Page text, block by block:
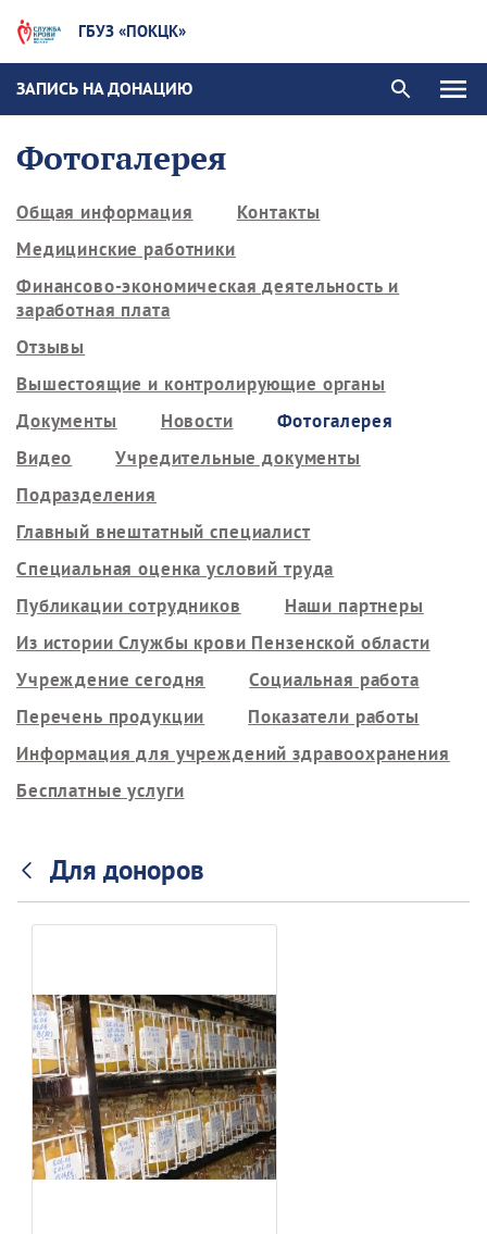
ГБУЗ «ПОКЦК»
ЗАПИСЬ НА ДОНАЦИЮ
Фотогалерея
Общая информация
Контакты
Медицинские работники
Финансово-экономическая деятельность и
заработная плата
Отзывы
Вышестоящие и контролирующие органы
Документы
Новости
Фотогалерея
Видео
Учредительные документы
Подразделения
Главный внештатный специалист
Специальная оценка условий труда
Публикации сотрудников
Наши партнеры
Из истории Службы крови Пензенской области
Учреждение сегодня
Социальная работа
Перечень продукции
Показатели работы
Информация для учреждений здравоохранения
Бесплатные услуги
Для доноров